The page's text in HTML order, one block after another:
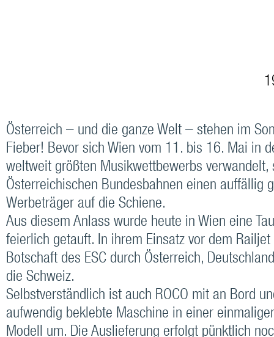
Österreich – und die ganze Welt – stehen im
Fieber! Bevor sich Wien vom 11. bis 16. Mai in
weltweit größten Musikwettbewerbs verwandelt,
Österreichischen Bundesbahnen einen auffällig
Werbeträger auf die Schiene.
Aus diesem Anlass wurde heute in Wien eine
feierlich getauft. In ihrem Einsatz vor dem
Botschaft des ESC durch Österreich,
die Schweiz.
Selbstverständlich ist auch ROCO mit an Bord
aufwendig beklebte Maschine in einer
Modell um. Die Auslieferung erfolgt pünktlich